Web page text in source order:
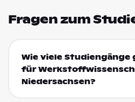
Fragen zum
Wie viele Studiengänge
für
Niedersachsen?